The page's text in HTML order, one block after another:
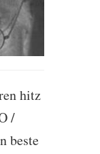
hitz
/
beste